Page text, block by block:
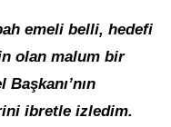
emeli belli, hedefi
olan malum bir
ibretle izledim.